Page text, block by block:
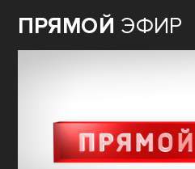
ПРЯМОЙ ЭФИР